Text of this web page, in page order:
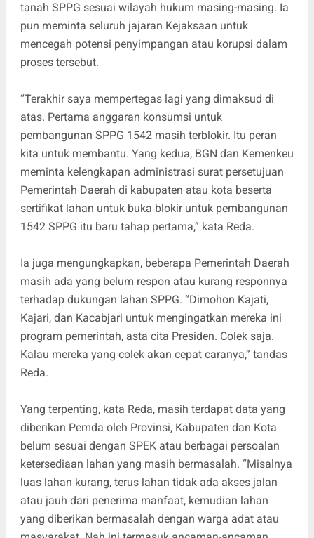
tanah SPPG sesuai wilayah hukum masing-masing. Ia
pun meminta seluruh jajaran Kejaksaan untuk
mencegah potensi penyimpangan atau korupsi dalam
proses tersebut.
“Terakhir saya mempertegas lagi yang dimaksud di
atas. Pertama anggaran konsumsi untuk
pembangunan SPPG 1542 masih terblokir. Itu peran
kita untuk membantu. Yang kedua, BGN dan Kemenkeu
meminta kelengkapan administrasi surat persetujuan
Pemerintah Daerah di kabupaten atau kota beserta
sertifikat lahan untuk buka blokir untuk pembangunan
1542 SPPG itu baru tahap pertama,” kata Reda.
Ia juga mengungkapkan, beberapa Pemerintah Daerah
masih ada yang belum respon atau kurang responnya
terhadap dukungan lahan SPPG. “Dimohon Kajati,
Kajari, dan Kacabjari untuk mengingatkan mereka ini
program pemerintah, asta cita Presiden. Colek saja.
Kalau mereka yang colek akan cepat caranya,” tandas
Reda.
Yang terpenting, kata Reda, masih terdapat data yang
diberikan Pemda oleh Provinsi, Kabupaten dan Kota
belum sesuai dengan SPEK atau berbagai persoalan
ketersediaan lahan yang masih bermasalah. “Misalnya
luas lahan kurang, terus lahan tidak ada akses jalan
atau jauh dari penerima manfaat, kemudian lahan
yang diberikan bermasalah dengan warga adat atau